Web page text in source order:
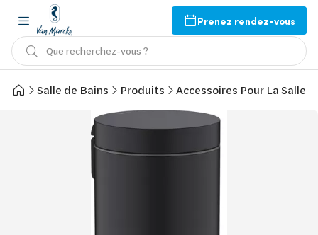
Prenez rendez-vous
Que recherchez-vous ?
Salle de Bains Produits Accessoires Pour La Salle